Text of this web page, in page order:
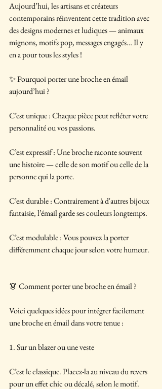
Aujourd’hui, les artisans et créateurs
contemporains réinventent cette tradition avec
des designs modernes et ludiques — animaux
mignons, motifs pop, messages engagés… Il y
en a pour tous les styles !
✨ Pourquoi porter une broche en émail
aujourd’hui ?
C’est unique : Chaque pièce peut refléter votre
personnalité ou vos passions.
C’est expressif : Une broche raconte souvent
une histoire — celle de son motif ou celle de la
personne qui la porte.
C’est durable : Contrairement à d'autres bijoux
fantaisie, l’émail garde ses couleurs longtemps.
C’est modulable : Vous pouvez la porter
différemment chaque jour selon votre humeur.
👗 Comment porter une broche en émail ?
Voici quelques idées pour intégrer facilement
une broche en émail dans votre tenue :
1. Sur un blazer ou une veste
C’est le classique. Placez-la au niveau du revers
pour un effet chic ou décalé, selon le motif.